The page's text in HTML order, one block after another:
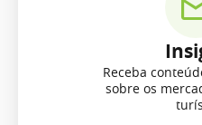
Receba
sobre os